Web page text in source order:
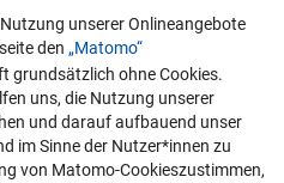
mit Behinderungen
unserer Onlineangebote
den „Matomo“
grundsätzlich ohne Cookies.
uns, die Nutzung unserer
und darauf aufbauend unser
im Sinne der Nutzer*innen zu
von Matomo-Cookieszustimmen,